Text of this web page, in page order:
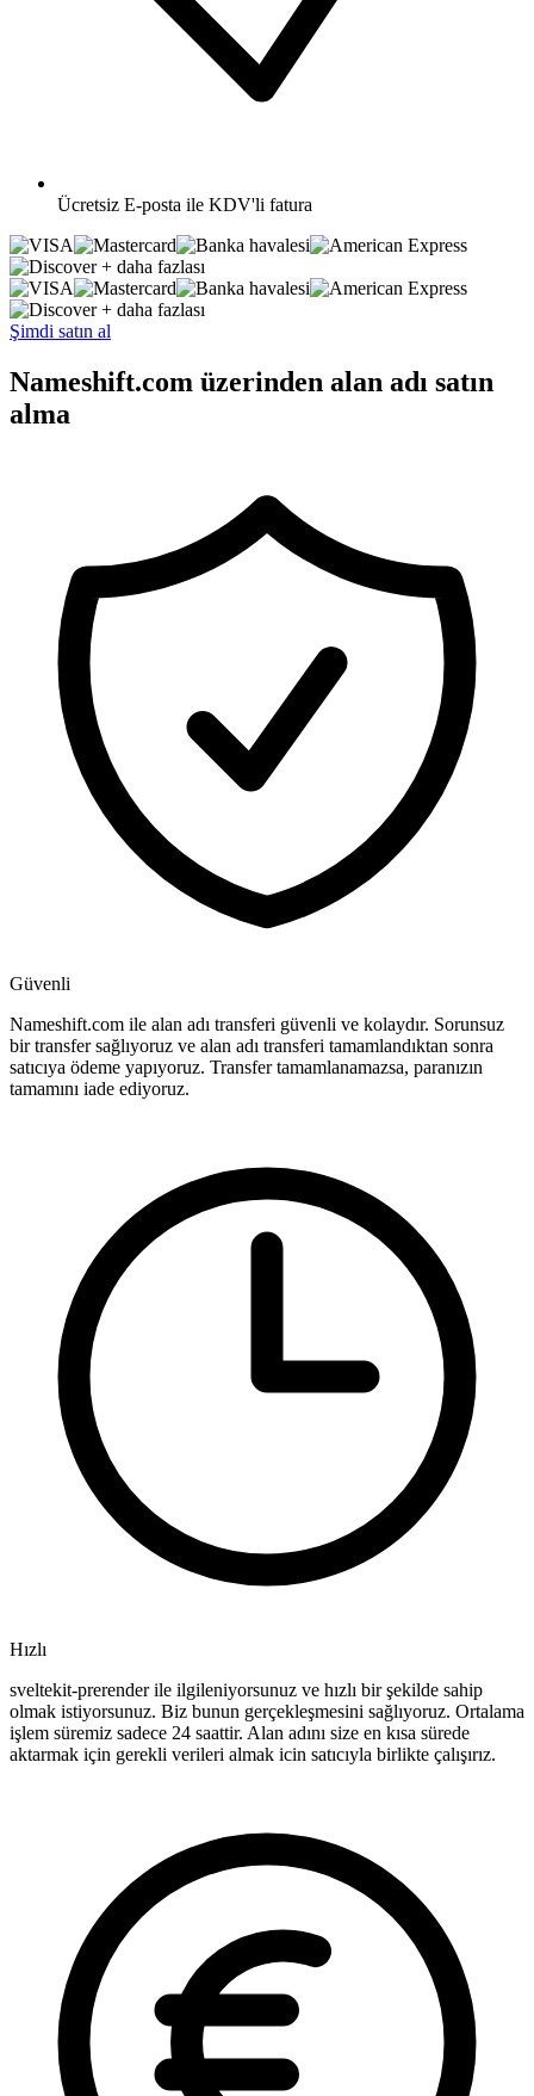
Ücretsiz E-posta ile KDV'li fatura
+ daha fazlası
+ daha fazlası
Şimdi satın al
Nameshift.com üzerinden alan adı satın
alma
Güvenli
Nameshift.com ile alan adı transferi güvenli ve kolaydır. Sorunsuz
bir transfer sağlıyoruz ve alan adı transferi tamamlandıktan sonra
satıcıya ödeme yapıyoruz. Transfer tamamlanamazsa, paranızın
tamamını iade ediyoruz.
Hızlı
sveltekit-prerender ile ilgileniyorsunuz ve hızlı bir şekilde sahip
olmak istiyorsunuz. Biz bunun gerçekleşmesini sağlıyoruz. Ortalama
işlem süremiz sadece 24 saattir. Alan adını size en kısa sürede
aktarmak için gerekli verileri almak icin satıcıyla birlikte çalışırız.